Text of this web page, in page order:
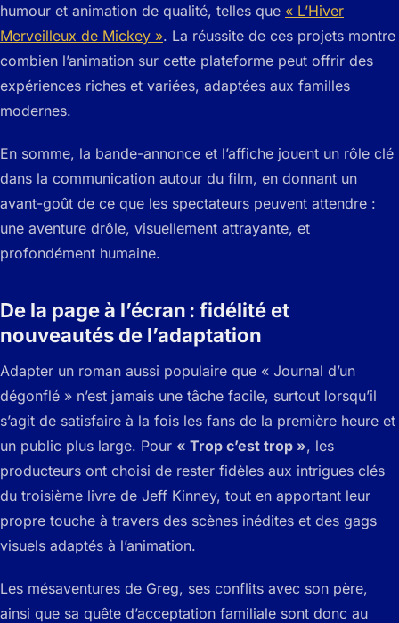
humour et animation de qualité, telles que « L’Hiver
Merveilleux de Mickey ». La réussite de ces projets montre
combien l’animation sur cette plateforme peut offrir des
expériences riches et variées, adaptées aux familles
modernes.
En somme, la bande-annonce et l’affiche jouent un rôle clé
dans la communication autour du film, en donnant un
avant-goût de ce que les spectateurs peuvent attendre :
une aventure drôle, visuellement attrayante, et
profondément humaine.
De la page à l’écran : fidélité et
nouveautés de l’adaptation
Adapter un roman aussi populaire que « Journal d’un
dégonflé » n’est jamais une tâche facile, surtout lorsqu’il
s’agit de satisfaire à la fois les fans de la première heure et
un public plus large. Pour « Trop c’est trop », les
producteurs ont choisi de rester fidèles aux intrigues clés
du troisième livre de Jeff Kinney, tout en apportant leur
propre touche à travers des scènes inédites et des gags
visuels adaptés à l’animation.
Les mésaventures de Greg, ses conflits avec son père,
ainsi que sa quête d’acceptation familiale sont donc au